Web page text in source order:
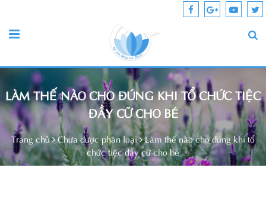
LÀM THẾ NÀO CHO ĐÚNG KHI TỔ CHỨC TIỆC
ĐẦY CỮ CHO BÉ
Trang chủ Chưa được phân loại Làm thế nào cho đúng khi tổ
chức tiệc đầy cữ cho bé